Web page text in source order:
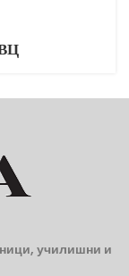
училишни и